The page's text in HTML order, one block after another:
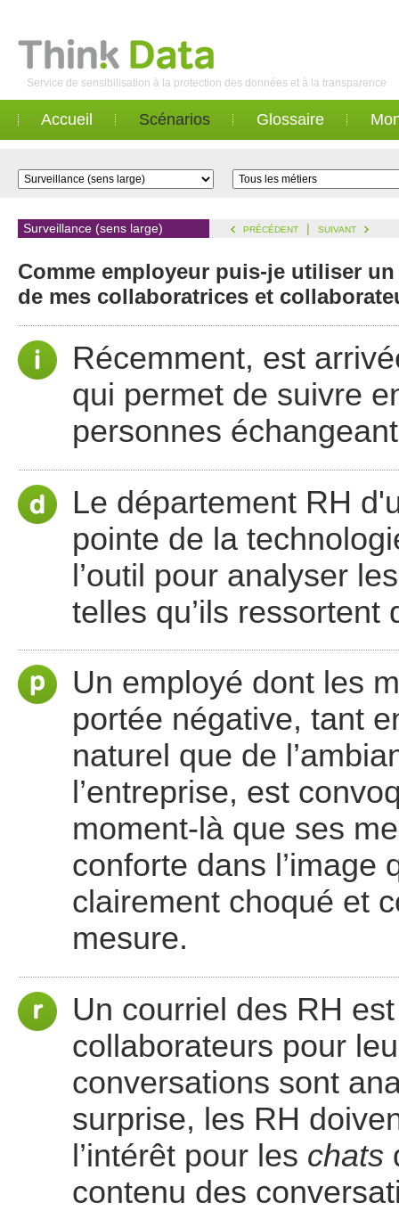
Service de sensibilisation à la protection des données et à la transparence
Accueil Scénarios Glossaire
Surveillance (sens large) PRÉCÉDENT | SUIVANT
Comme employeur puis-je utiliser
de mes collaboratrices et
Récemment, est
qui permet de suivre
personnes
Le département RH
pointe de la
l’outil pour analyser
telles qu’ils
Un employé dont les
portée négative, tant
naturel que de
l’entreprise, est
moment-là que ses
conforte dans l’image
clairement choqué et
mesure.
Un courriel des RH
collaborateurs pour
conversations sont
surprise, les RH
l’intérêt pour les chats
contenu des